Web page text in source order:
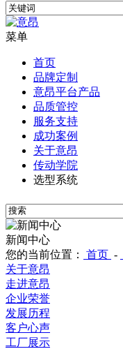
菜单
首页
品牌定制
意昂平台产品
品质管控
服务支持
成功案例
关于意昂
传动学院
选型系统
新闻中心
您的当前位置：
首页 -
关于意昂
走进意昂
企业荣誉
发展历程
客户心声
工厂展示